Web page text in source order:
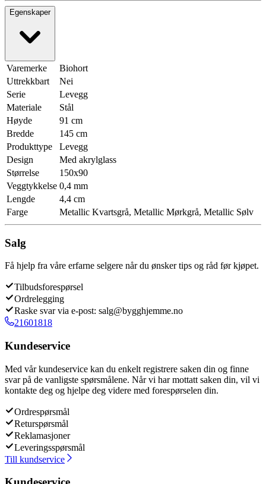
Egenskaper
Varemerke
Biohort
Uttrekkbart
Nei
Serie
Levegg
Materiale
Stål
Høyde
91 cm
Bredde
145 cm
Produkttype
Levegg
Design
Med akrylglass
Størrelse
150x90
Veggtykkelse 0,4 mm
Lengde
4,4 cm
Farge
Metallic Kvartsgrå, Metallic Mørkgrå, Metallic Sølv
Salg
Få hjelp fra våre erfarne selgere når du ønsker tips og råd før kjøpet.
Tilbudsforespørsel
Ordrelegging
Raske svar via e-post: salg@bygghjemme.no
21601818
Kundeservice
Med vår kundeservice kan du enkelt registrere saken din og finne
svar på de vanligste spørsmålene. Når vi har mottatt saken din, vil vi
kontakte deg og hjelpe deg videre med forespørselen din.
Ordrespørsmål
Returspørsmål
Reklamasjoner
Leveringsspørsmål
Till kundservice